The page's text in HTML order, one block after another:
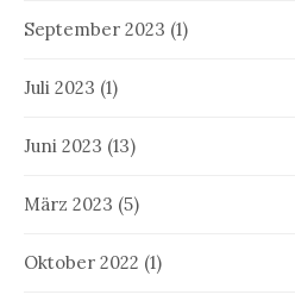
September 2023 (1)
Juli 2023 (1)
Juni 2023 (13)
März 2023 (5)
Oktober 2022 (1)